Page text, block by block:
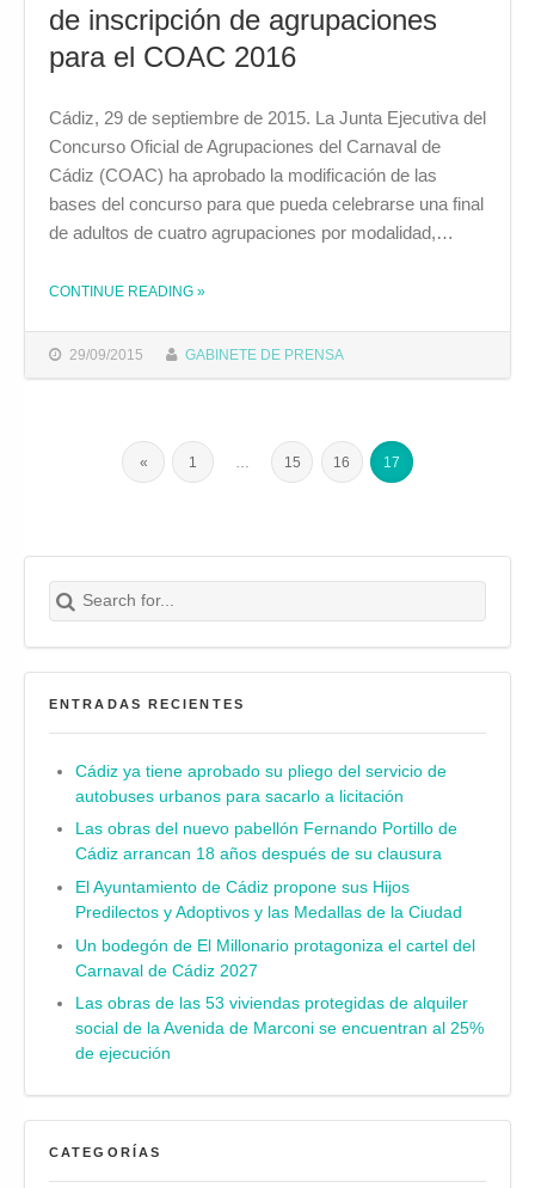
de inscripción de agrupaciones
para el COAC 2016
29/09/2015 GABINETE DE PRENSA
Cádiz, 29 de septiembre de 2015. La Junta Ejecutiva del
Concurso Oficial de Agrupaciones del Carnaval de
Cádiz (COAC) ha aprobado la modificación de las
bases del concurso para que pueda celebrarse una final
de adultos de cuatro agrupaciones por modalidad,…
CONTINUE READING THE "EL 1 DE OCTUBRE SE ABRE EL PLAZO DE INSCRIPCIÓN DE AGRUPACIONES PARA EL COAC 2016"
»
« 1 15 16 17
Search for:
Buscar
ENTRADAS RECIENTES
Cádiz ya tiene aprobado su pliego del servicio de
autobuses urbanos para sacarlo a licitación
Las obras del nuevo pabellón Fernando Portillo de
Cádiz arrancan 18 años después de su clausura
El Ayuntamiento de Cádiz propone sus Hijos
Predilectos y Adoptivos y las Medallas de la Ciudad
Un bodegón de El Millonario protagoniza el cartel del
Carnaval de Cádiz 2027
Las obras de las 53 viviendas protegidas de alquiler
social de la Avenida de Marconi se encuentran al 25%
de ejecución
CATEGORÍAS